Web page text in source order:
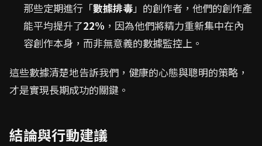
那些定期進行「數據排毒」的創作者，他們的創作產
能平均提升了22% ，因為他們將精力重新集中在內
容創作本身，而非無意義的數據監控上。
這些數據清楚地告訴我們，健康的心態與聰明的策略，
才是實現長期成功的關鍵。
結論與行動建議